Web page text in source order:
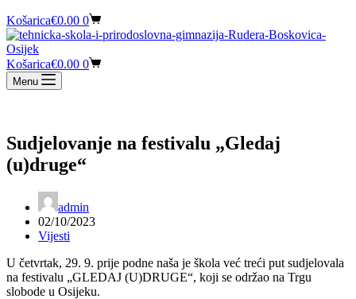
Košarica€0.00 0
Košarica€0.00 0
Menu
Sudjelovanje na festivalu „Gledaj
(u)druge“
admin
02/10/2023
Vijesti
U četvrtak, 29. 9. prije podne naša je škola već treći put sudjelovala
na festivalu „GLEDAJ (U)DRUGE“, koji se održao na Trgu
slobode u Osijeku.